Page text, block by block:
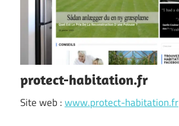
protect-habitation.fr
Site web :www.protect-habitation.fr